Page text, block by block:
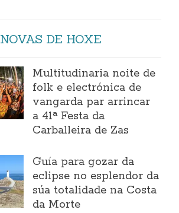
NOVAS DE HOXE
Multitudinaria noite de
folk e electrónica de
vangarda par arrincar
a 41ª Festa da
Carballeira de Zas
Guía para gozar da
eclipse no esplendor da
súa totalidade na Costa
da Morte